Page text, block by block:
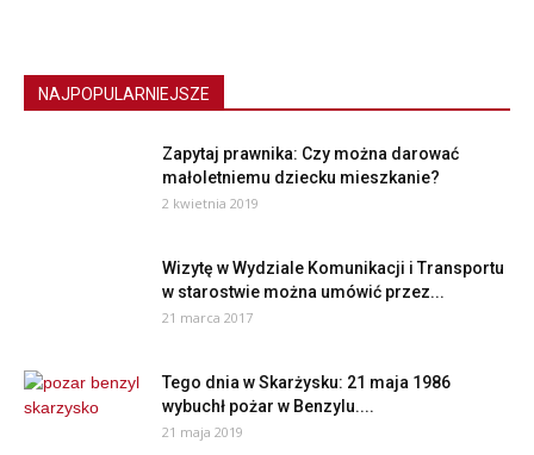
NAJPOPULARNIEJSZE
Zapytaj prawnika: Czy można darować
małoletniemu dziecku mieszkanie?
2 kwietnia 2019
Wizytę w Wydziale Komunikacji i Transportu
w starostwie można umówić przez...
21 marca 2017
Tego dnia w Skarżysku: 21 maja 1986
wybuchł pożar w Benzylu....
21 maja 2019